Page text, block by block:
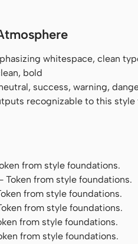
whitespace, clean
bold
success, warning,
recognizable to this
from style foundations.
Token from style foundations.
from style foundations.
from style foundations.
from style foundations.
from style foundations.